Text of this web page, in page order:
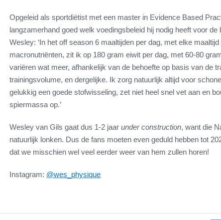
Opgeleid als sportdiëtist met een master in Evidence Based
langzamerhand goed welk voedingsbeleid hij nodig heeft voor de
Wesley: ‘In het off season 6 maaltijden per dag, met elke
macronutriënten, zit ik op 180 gram eiwit per dag, met 60-80
variëren wat meer, afhankelijk van de behoefte op basis van de
trainingsvolume, en dergelijke. Ik zorg natuurlijk altijd voor
gelukkig een goede stofwisseling, zet niet heel snel vet aan en
spiermassa op.’
Wesley van Gils gaat dus 1-2 jaar under construction, want die
natuurlijk lonken. Dus de fans moeten even geduld hebben tot
dat we misschien wel veel eerder weer van hem zullen horen!
Instagram: @wes_physique